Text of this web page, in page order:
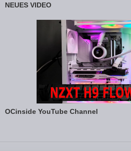
NEUES VIDEO
OCinside YouTube Channel